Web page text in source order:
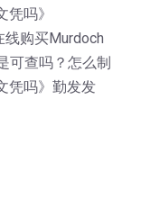
吗》
线购买Murdoch
可查吗？怎么制
凭吗》勤发发